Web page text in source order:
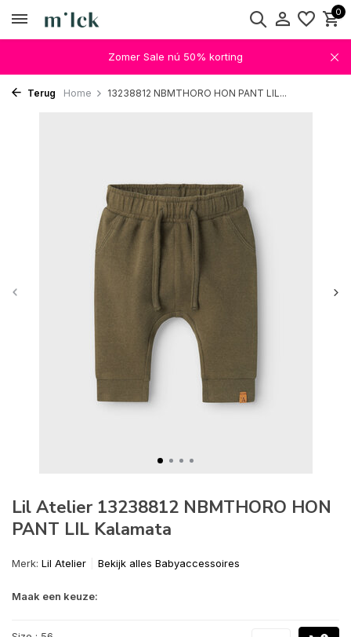
0
Zomer Sale nú 50% korting
Terug Home 13238812 NBMTHORO HON PANT LIL...
Lil Atelier 13238812 NBMTHORO HON
PANT LIL Kalamata
Merk: Lil Atelier Bekijk alles Babyaccessoires
Maak een keuze: